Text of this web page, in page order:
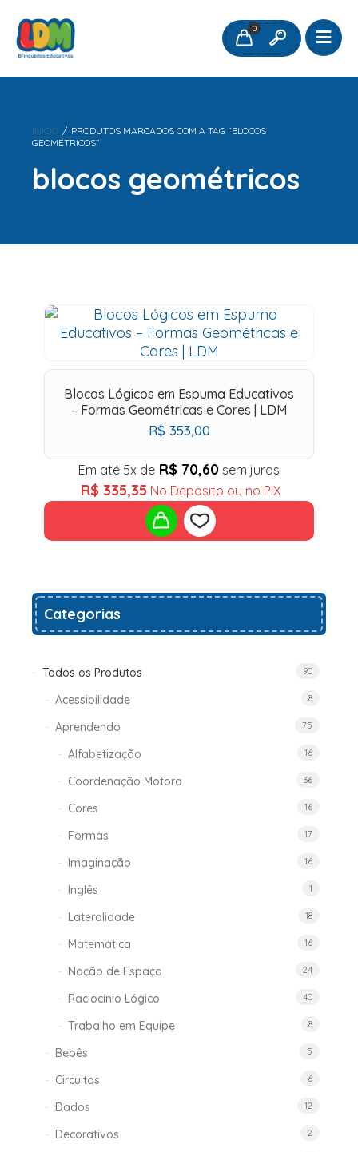
0
INÍCIO / PRODUTOS MARCADOS COM A TAG “BLOCOS
GEOMÉTRICOS”
blocos geométricos
Blocos Lógicos em Espuma Educativos
– Formas Geométricas e Cores | LDM
R$ 353,00
Em até 5x de R$ 70,60 sem juros
R$ 335,35 No Deposito ou no PIX
Categorias
Todos os Produtos 90
Acessibilidade 8
Aprendendo 75
Alfabetização 16
Coordenação Motora 36
Cores 16
Formas 17
Imaginação 16
Inglês 1
Lateralidade 18
Matemática 16
Noção de Espaço 24
Raciocínio Lógico 40
Trabalho em Equipe 8
Bebês 5
Circuitos 6
Dados 12
Decorativos 2